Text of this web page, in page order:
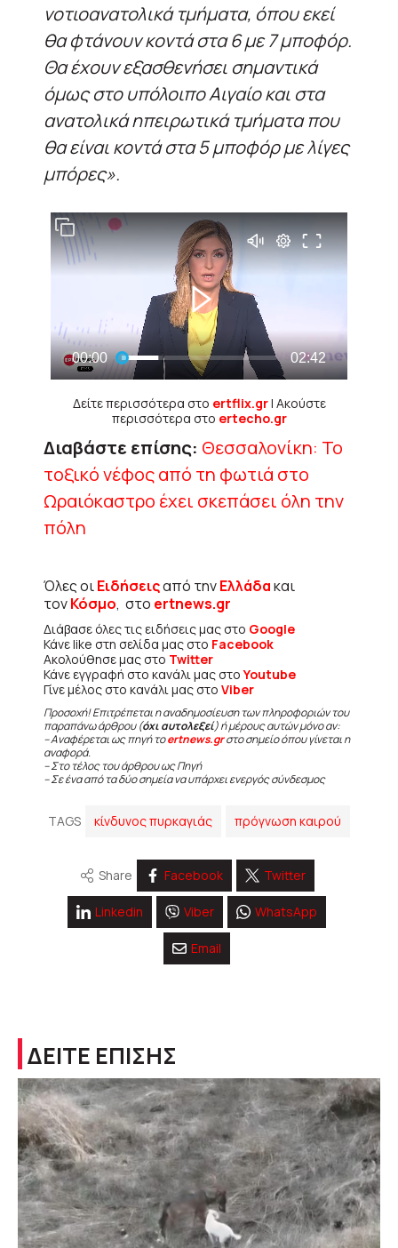
νοτιοανατολικά τμήματα, όπου εκεί
θα φτάνουν κοντά στα 6 με 7 μποφόρ.
Θα έχουν εξασθενήσει σημαντικά
όμως στο υπόλοιπο Αιγαίο και στα
ανατολικά ηπειρωτικά τμήματα που
θα είναι κοντά στα 5 μποφόρ με λίγες
μπόρες».
Δείτε περισσότερα στο ertflix.gr| Ακούστε
περισσότερα στο ertecho.gr
Διαβάστε επίσης: Θεσσαλονίκη: Το
τοξικό νέφος από τη φωτιά στο
Ωραιόκαστρο έχει σκεπάσει όλη την
πόλη
Όλες οιΕιδήσειςαπό τηνΕλλάδακαι
τονΚόσμο, στο ertnews.gr
Διάβασε όλες τις ειδήσεις μας στο Google
Κάνε like στη σελίδα μας στο Facebook
Ακολούθησε μας στο Twitter
Κάνε εγγραφή στο κανάλι μας στοYoutube
Γίνε μέλος στο κανάλι μας στο Viber
Προσοχή! Επιτρέπεται η αναδημοσίευση των πληροφοριών του
παραπάνω άρθρου (όχι αυτολεξεί) ή μέρους αυτών μόνο αν:
– Αναφέρεται ως πηγή τοertnews.grστο σημείο όπου γίνεται η
αναφορά.
– Στο τέλος του άρθρου ως Πηγή
– Σε ένα από τα δύο σημεία να υπάρχει ενεργός σύνδεσμος
TAGS κίνδυνος πυρκαγιάς πρόγνωση καιρού
Share Facebook Twitter
Linkedin Viber WhatsApp
Email
ΔΕΙΤΕ ΕΠΙΣΗΣ